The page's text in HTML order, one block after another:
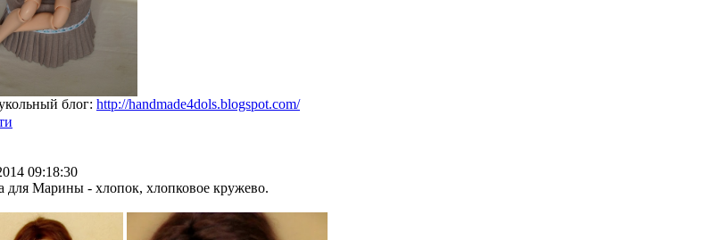
блог: http://handmade4dols.blogspot.com/
09:18:30
для Марины - хлопок, хлопковое кружево.